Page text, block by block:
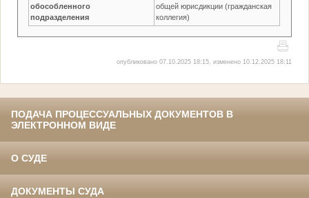
обособленного
подразделения
общей юрисдикции (гражданская
коллегия)
опубликовано 07.10.2025 18:15, изменено 10.12.2025 18:11
ПОДАЧА ПРОЦЕССУАЛЬНЫХ ДОКУМЕНТОВ В
ЭЛЕКТРОННОМ ВИДЕ
О СУДЕ
ДОКУМЕНТЫ СУДА